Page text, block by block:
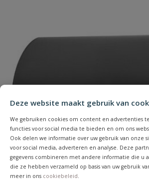
Deze website maakt gebruik van
We gebruiken cookies om content en advertenties
functies voor social media te bieden en om ons
Ook delen we informatie over uw gebruik van onze
voor social media, adverteren en analyse. Deze
gegevens combineren met andere informatie die u
die ze hebben verzameld op basis van uw gebruik
meer in ons cookiebeleid
Naam
Samenvatting
Beoordeling